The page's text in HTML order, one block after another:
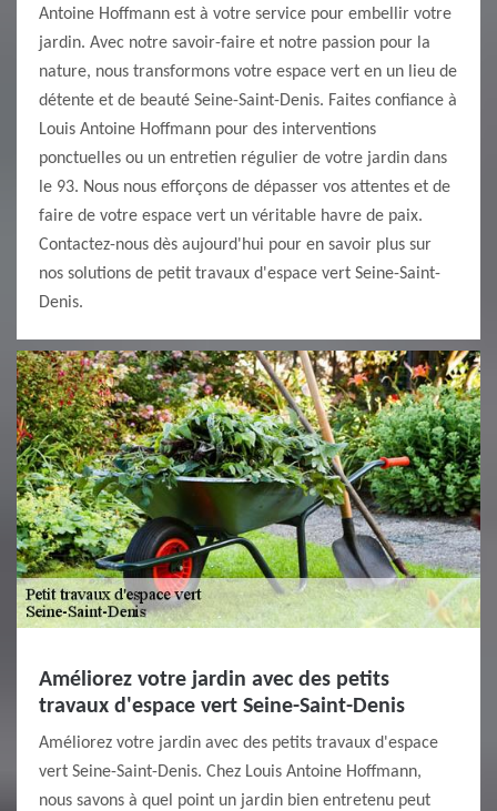
Antoine Hoffmann est à votre service pour embellir votre
jardin. Avec notre savoir-faire et notre passion pour la
nature, nous transformons votre espace vert en un lieu de
détente et de beauté Seine-Saint-Denis. Faites confiance à
Louis Antoine Hoffmann pour des interventions
ponctuelles ou un entretien régulier de votre jardin dans
le 93. Nous nous efforçons de dépasser vos attentes et de
faire de votre espace vert un véritable havre de paix.
Contactez-nous dès aujourd'hui pour en savoir plus sur
nos solutions de petit travaux d'espace vert Seine-Saint-
Denis.
Améliorez votre jardin avec des petits
travaux d'espace vert Seine-Saint-Denis
Améliorez votre jardin avec des petits travaux d'espace
vert Seine-Saint-Denis. Chez Louis Antoine Hoffmann,
nous savons à quel point un jardin bien entretenu peut